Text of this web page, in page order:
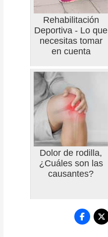
Rehabilitación
Deportiva - Lo que
necesitas tomar
en cuenta
Dolor de rodilla,
¿Cuáles son las
causantes?